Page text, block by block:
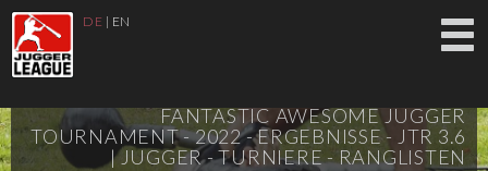
DE | EN
FANTASTIC AWESOME JUGGER
TOURNAMENT - 2022 - ERGEBNISSE - JTR 3.6
|JUGGER - TURNIERE - RANGLISTEN